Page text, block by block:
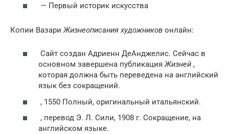
— Первый историк искусства
Копии ВазариЖизнеописания художников онлайн:
Сайт создан Адриенн ДеАнджелис. Сейчас в
основном завершена публикацияЖизней ,
которая должна быть переведена на английский
язык без сокращений.
, 1550 Полный, оригинальный итальянский.
, перевод Э. Л. Сили, 1908 г. Сокращение, на
английском языке.